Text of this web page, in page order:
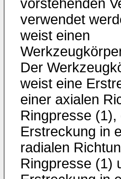
vorstehenden
verwendet
weist einen
Der
weist eine
einer axialen
Ringpresse (1),
Erstreckung in
radialen
Ringpresse (1)